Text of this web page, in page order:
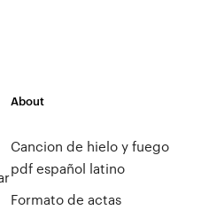
About
Cancion de hielo y fuego
pdf español latino
Formato de actas